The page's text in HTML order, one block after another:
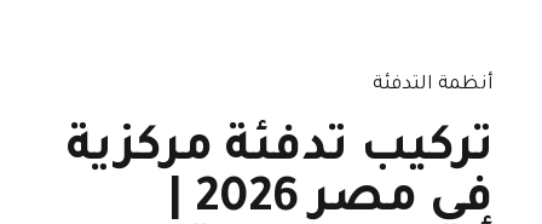
أنظمة التدفئة
تركيب تدفئة مركزية